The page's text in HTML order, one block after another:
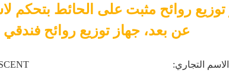
توزيع روائح مثبت على الحائط بتحكم
عن بعد، جهاز توزيع روائح
الاسم التجاري: